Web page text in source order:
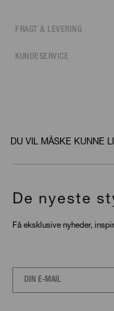
FRAGT & LEVERING
KUNDESERVICE
DU VIL MÅSKE KUNNE
De nyeste
Få eksklusive nyheder,
Email